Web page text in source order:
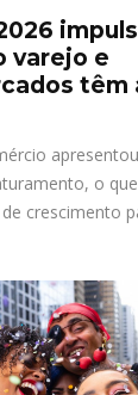
varejo e
têm
o
crescimento